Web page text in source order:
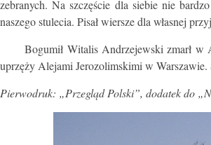
zebranych. Na szczęście dla siebie nie
naszego stulecia. Pisał wiersze dla własnej
Bogumił Witalis Andrzejewskizmarł w
uprzęży Alejami Jerozolimskimi w
Pierwodruk: „Przegląd Polski”, dodatek do